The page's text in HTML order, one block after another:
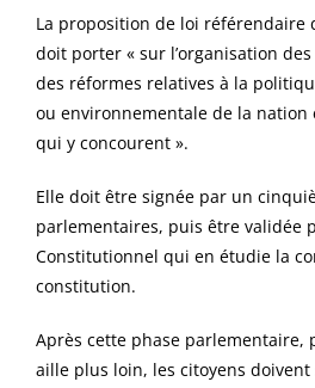
La proposition de loi référendaire
doit porter « sur l’organisation
des réformes relatives à la
ou environnementale de la nation
qui y concourent ».
Elle doit être signée par un
parlementaires, puis être validée
Constitutionnel qui en étudie la
constitution.
Après cette phase parlementaire,
aille plus loin, les citoyens doivent